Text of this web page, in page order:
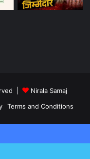
|
Nirala Samaj
Terms and Conditions